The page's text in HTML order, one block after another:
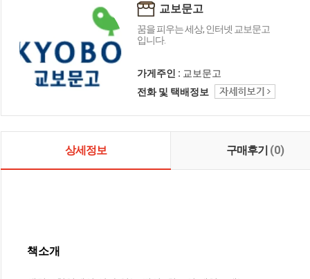
교보문고
꿈을 피우는 세상, 인터넷 교보문고
입니다.
가게주인 : 교보문고
전화 및 택배정보
상세정보 구매후기 (0)
책소개